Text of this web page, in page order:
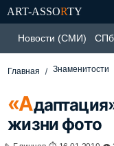
ART-ASSORTY
Новости (СМИ) СПб
Главная Знаменитости
«А
жизни фото